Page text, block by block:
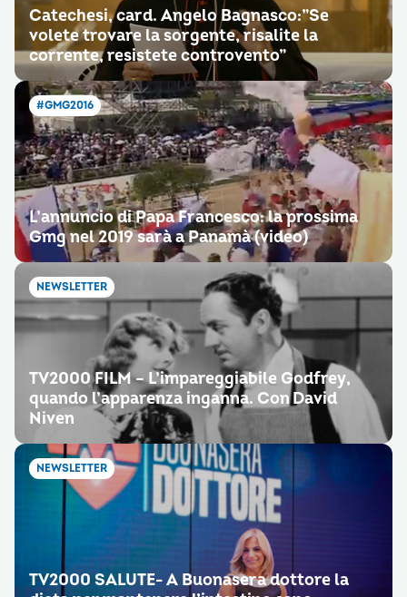
Catechesi, card. Angelo Bagnasco:”Se
volete trovare la sorgente, risalite la
corrente, resistete controvento”
#GMG2016
L’annuncio di Papa Francesco: la prossima
Gmg nel 2019 sarà a Panamà (video)
NEWSLETTER
TV2000 FILM – L’impareggiabile Godfrey,
quando l’apparenza inganna. Con David
Niven
NEWSLETTER
TV2000 SALUTE- A Buonasera dottore la